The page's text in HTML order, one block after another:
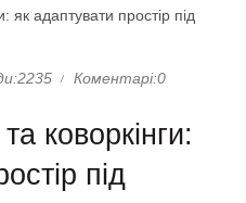
Коментарі:0
коворкінги:
під